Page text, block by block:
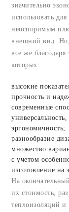
значительно
использовать
неоспоримым
внешний вид.
все же
которых:
высокие
прочность и
современные
эргономичность;
разнообразие
множество
с учетом
изготовление на
На
их стоимость,
теплоизоляций и